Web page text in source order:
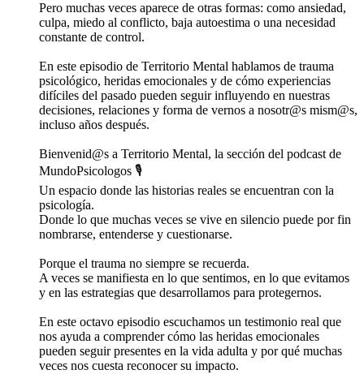
Pero muchas veces aparece de otras formas: como ansiedad,
culpa, miedo al conflicto, baja autoestima o una necesidad
constante de control.
En este episodio de Territorio Mental hablamos de trauma
psicológico, heridas emocionales y de cómo experiencias
difíciles del pasado pueden seguir influyendo en nuestras
decisiones, relaciones y forma de vernos a nosotr@s mism@s,
incluso años después.
Bienvenid@s a Territorio Mental, la sección del podcast de
MundoPsicologos 🎙️
Un espacio donde las historias reales se encuentran con la
psicología.
Donde lo que muchas veces se vive en silencio puede por fin
nombrarse, entenderse y cuestionarse.
Porque el trauma no siempre se recuerda.
A veces se manifiesta en lo que sentimos, en lo que evitamos
y en las estrategias que desarrollamos para protegernos.
En este octavo episodio escuchamos un testimonio real que
nos ayuda a comprender cómo las heridas emocionales
pueden seguir presentes en la vida adulta y por qué muchas
veces nos cuesta reconocer su impacto.